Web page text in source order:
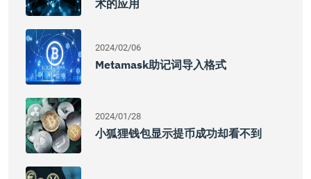
术的应用
2024/02/06
Metamask助记词导入格式
2024/01/28
小狐狸钱包显示提币成功却看不到